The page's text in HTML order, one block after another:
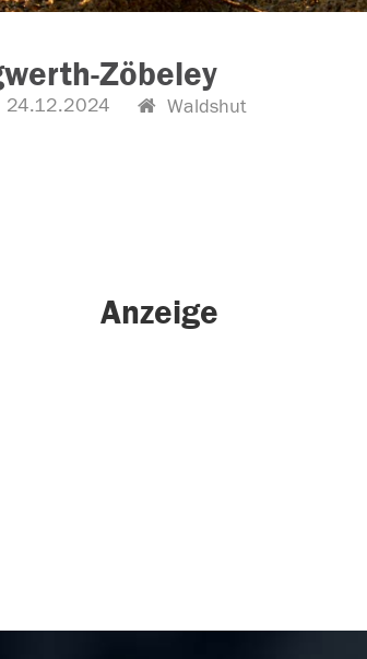
Zöbeley
24.12.2024 Waldshut
Anzeige